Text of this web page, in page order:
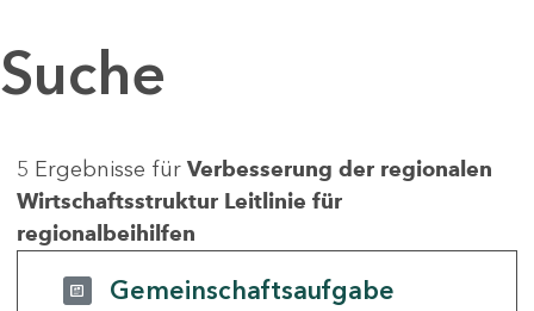
Suche
5 Ergebnisse für Verbesserung der regionalen
Wirtschaftsstruktur Leitlinie für
regionalbeihilfen
Gemeinschaftsaufgabe